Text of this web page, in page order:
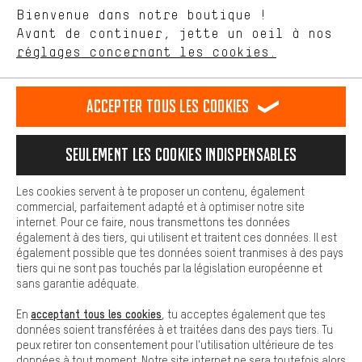
Langue"
français english
EN Deutsch español
RÉSILIER LE CONTRAT Communauté d'Aix-la-Chapelle
Programme d'affiliation Mentions Légales Protection des données
Conditions générales de vente Plateforme d'Alerte
Reprise des batteries Corepile Paramètres de cookies
Modifier le contraste
Tous les prix s'entendent en euros (MwSt hors) plus les
frais de portpour la livraison versÉtats-Unis.
Bienvenue dans notre boutique !
Avant de continuer, jette un oeil à nos
réglages concernant les cookies.
nous proposons grâce à ton comportement d'achat.
Plus de confort
est plus confortable. Avec les cookies de confort, nous
Nous pouvons ainsi mettre à ta disposition d'autres contenus et
informations utiles. De plus, tu as la possibilité d'utiliser des
facilement les bons produits. Par exemple, nous proposons une
facilement aux questions.
Cookies de base
Les cookies de base garantissent que tu puisses utiliser les
fonctions de notre site web.
Accepter tous les cookies
Seulement les cookies indispensables
Les cookies servent à te proposer un contenu, également
commercial, parfaitement adapté et à optimiser notre site
internet. Pour ce faire, nous transmettons tes données
également à des tiers, qui utilisent et traitent ces données. Il est
également possible que tes données soient tranmises à des pays
tiers qui ne sont pas touchés par la législation européenne et
sans garantie adéquate.
En acceptant tous les cookies , tu acceptes également que tes
données soient transférées à et traitées dans des pays tiers. Tu
peux retirer ton consentement pour l'utilisation ultérieure de tes